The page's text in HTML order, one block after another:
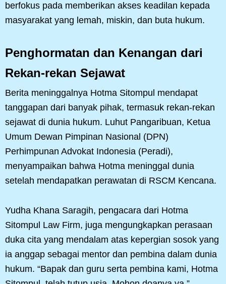
berfokus pada memberikan akses keadilan kepada
masyarakat yang lemah, miskin, dan buta hukum.
Penghormatan dan Kenangan dari
Rekan-rekan Sejawat
Berita meninggalnya Hotma Sitompul mendapat
tanggapan dari banyak pihak, termasuk rekan-rekan
sejawat di dunia hukum. Luhut Pangaribuan, Ketua
Umum Dewan Pimpinan Nasional (DPN)
Perhimpunan Advokat Indonesia (Peradi),
menyampaikan bahwa Hotma meninggal dunia
setelah mendapatkan perawatan di RSCM Kencana.
Yudha Khana Saragih, pengacara dari Hotma
Sitompul Law Firm, juga mengungkapkan perasaan
duka cita yang mendalam atas kepergian sosok yang
ia anggap sebagai mentor dan pembina dalam dunia
hukum. “Bapak dan guru serta pembina kami, Hotma